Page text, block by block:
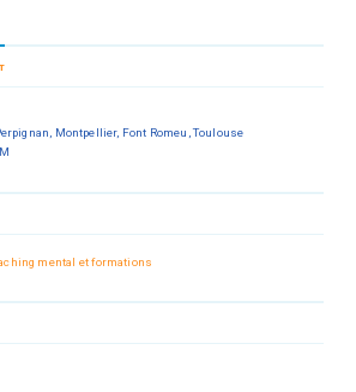
Montpellier, Font Romeu, Toulouse
mental et formations